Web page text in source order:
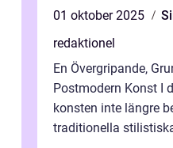
01 oktober 2025
redaktionel
En Övergripande,
Postmodern Konst I
konsten inte längre
traditionella